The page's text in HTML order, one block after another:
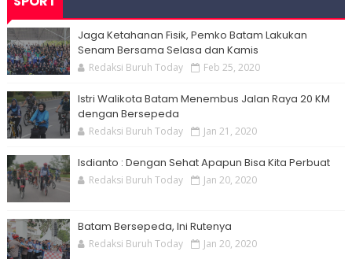
Jaga Ketahanan Fisik, Pemko Batam Lakukan
Senam Bersama Selasa dan Kamis
Redaksi Buruh Today Feb 25, 2020
Istri Walikota Batam Menembus Jalan Raya 20 KM
dengan Bersepeda
Redaksi Buruh Today Jan 21, 2020
Isdianto : Dengan Sehat Apapun Bisa Kita Perbuat
Redaksi Buruh Today Jan 20, 2020
Batam Bersepeda, Ini Rutenya
Redaksi Buruh Today Jan 20, 2020